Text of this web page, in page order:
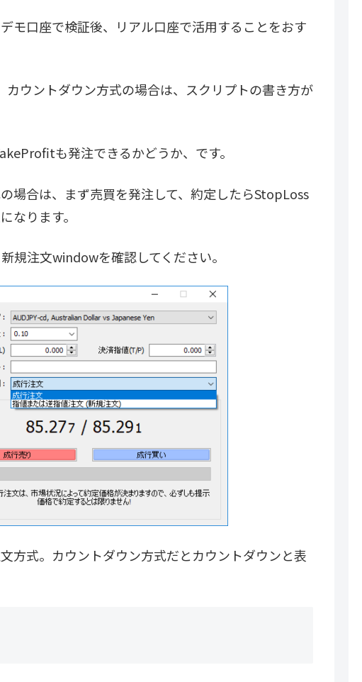
モ口座で検証後、リアル口座で活用することをおす
ウントダウン方式の場合は、スクリプトの書き方が
も発注できるかどうか、です。
場合は、まず売買を発注して、約定したらStopLoss
なります。
規注文windowを確認してください。
方式。カウントダウン方式だとカウントダウンと表